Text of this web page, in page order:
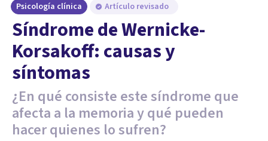
Psicología clínica Artículo revisado
​Síndrome de Wernicke-
Korsakoff: causas y
síntomas
¿En qué consiste este síndrome que
afecta a la memoria y qué pueden
hacer quienes lo sufren?